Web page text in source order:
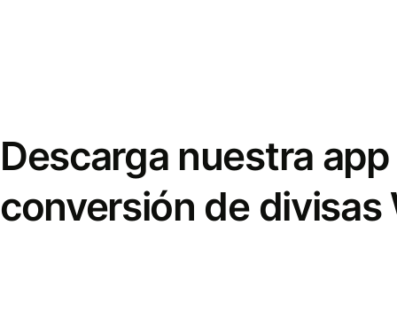
Descarga nuestra
conversión de divisas